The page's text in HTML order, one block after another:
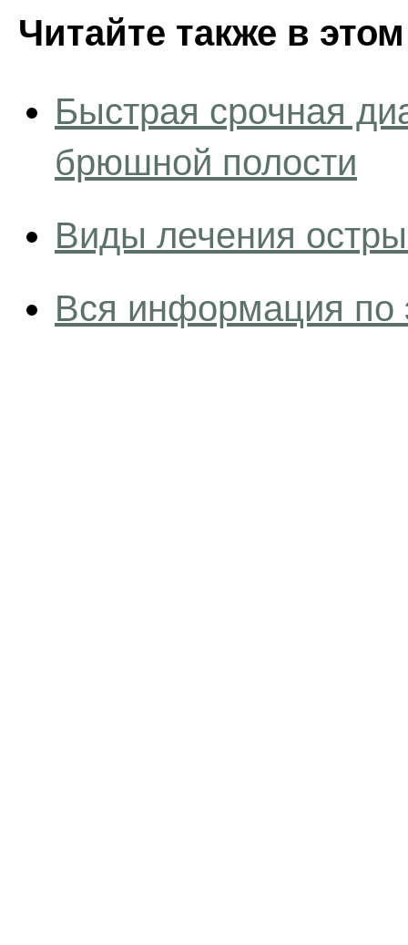
Читайте также в
Быстрая срочная
брюшной полости
Виды лечения
Вся информация по